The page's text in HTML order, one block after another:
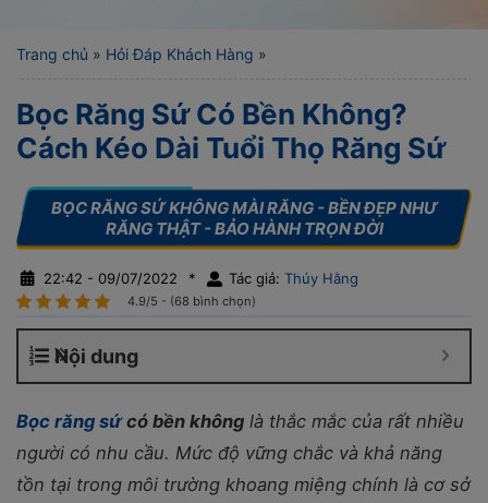
Trang chủ » Hỏi Đáp Khách Hàng »
Bọc Răng Sứ Có Bền Không?
Cách Kéo Dài Tuổi Thọ Răng Sứ
22:42 - 09/07/2022 * Tác giả: Thúy Hằng
4.9/5 - (68 bình chọn)
Nội dung
Bọc răng sứcó bền không là thắc mắc của rất nhiều
người có nhu cầu. Mức độ vững chắc và khả năng
tồn tại trong môi trường khoang miệng chính là cơ sở